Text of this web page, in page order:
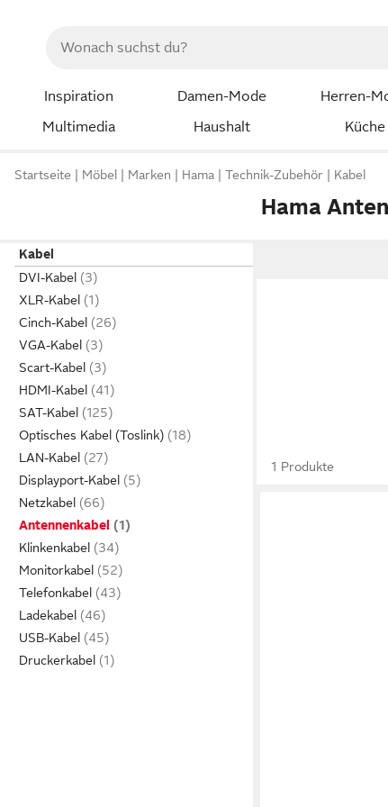
Inspiration Damen-Mode Herren-
Multimedia
Haushalt Küche
Startseite Möbel Marken Hama Technik-Zubehör Kabel
Hama
Kabel
DVI-Kabel
XLR-Kabel
Cinch-Kabel
VGA-Kabel
Scart-Kabel
HDMI-Kabel
SAT-Kabel
Optisches Kabel (Toslink)
LAN-Kabel
Displayport-Kabel
Netzkabel
Antennenkabel
Klinkenkabel
Monitorkabel
Telefonkabel
Ladekabel
USB-Kabel
Druckerkabel
1 Produkte